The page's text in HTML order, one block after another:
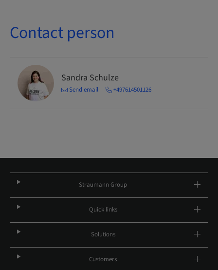
Contact person
Sandra Schulze
Send email +497614501126
Straumann Group
Quick links
Solutions
Customers